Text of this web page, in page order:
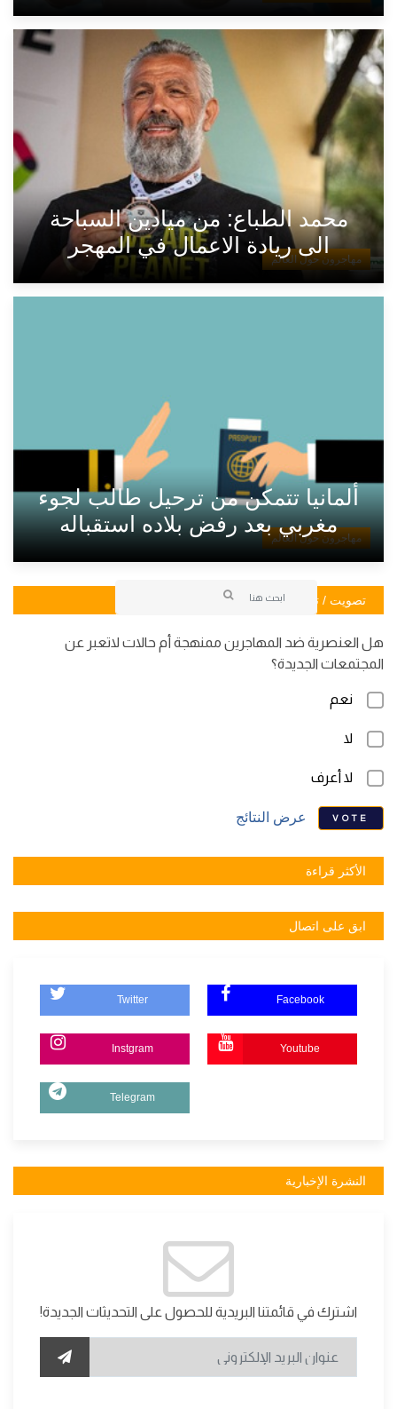
مهاجرون حول العالم
محمد الطباع: من ميادين السباحة
الى ريادة الاعمال في المهجر
مهاجرون حول العالم
ألمانيا تتمكن من ترحيل طالب لجوء
مغربي بعد رفض بلاده استقباله
تصويت / تصويت
هل العنصرية ضد المهاجرين ممنهجة أم حالات لاتعبر عن
المجتمعات الجديدة؟
نعم
لا
لا أعرف
VOTE عرض النتائج
الأكثر قراءة
ابق على اتصال
Twitter Facebook
Instgram Youtube
Telegram
النشرة الإخبارية
اشترك في قائمتنا البريدية للحصول على التحديثات الجديدة!